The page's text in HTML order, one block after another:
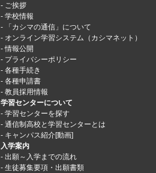
ご挨拶
学校情報
「カシマの通信」について
オンライン学習システム（カシマネット）
情報公開
プライバシーポリシー
各種手続き
各種申請書
教員採用情報
学習センターについて
学習センターを探す
通信制高校と学習センターとは
キャンパス紹介[動画]
入学案内
出願～入学までの流れ
生徒募集要項・出願書類